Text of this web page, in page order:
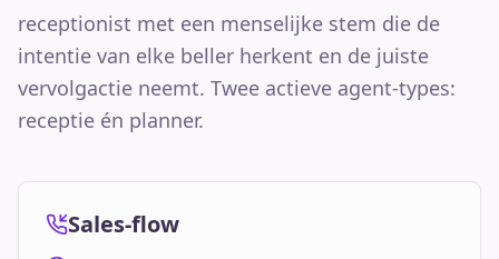
receptionist met een menselijke stem die de
intentie van elke beller herkent en de juiste
vervolgactie neemt. Twee actieve agent-types:
receptie én planner.
Sales-flow